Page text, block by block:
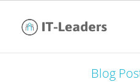
Blog